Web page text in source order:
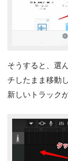
そうすると、選
チしたまま移動
新しいトラック